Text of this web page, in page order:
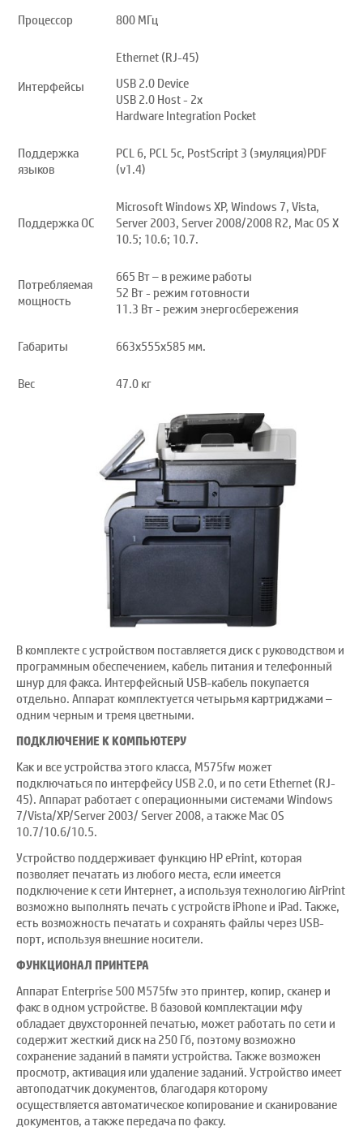
Процессор 800 МГц
Интерфейсы
Ethernet (RJ-45)
USB 2.0 Device
USB 2.0 Host - 2x
Hardware Integration Pocket
Поддержка
языков
PCL 6, PCL 5с, PostScript 3 (эмуляция)PDF
(v1.4)
Поддержка ОС
Microsoft Windows XP, Windows 7, Vista,
Server 2003, Server 2008/2008 R2, Mac OS X
10.5; 10.6; 10.7.
Потребляемая
мощность
665 Вт – в режиме работы
52 Вт - режим готовности
11.3 Вт - режим энергосбережения
Габариты 663x555x585 мм.
Вес 47.0 кг
В комплекте с устройством поставляется диск с руководством и
программным обеспечением, кабель питания и телефонный
шнур для факса. Интерфейсный USB-кабель покупается
отдельно. Аппарат комплектуется четырьмя картриджами –
одним черным и тремя цветными.
ПОДКЛЮЧЕНИЕ К КОМПЬЮТЕРУ
Как и все устройства этого класса, M575fw может
подключаться по интерфейсу USB 2.0, и по сети Ethernet (RJ-
45). Аппарат работает с операционными системами Windows
7/Vista/XP/Server 2003/ Server 2008, а также Mac OS
10.7/10.6/10.5.
Устройство поддерживает функцию HP ePrint, которая
позволяет печатать из любого места, если имеется
подключение к сети Интернет, а используя технологию AirPrint
возможно выполнять печать с устройств iPhone и iPad. Также,
есть возможность печатать и сохранять файлы через USB-
порт, используя внешние носители.
ФУНКЦИОНАЛ ПРИНТЕРА
Аппарат Enterprise 500 M575fw это принтер, копир, сканер и
факс в одном устройстве. В базовой комплектации мфу
обладает двухсторонней печатью, может работать по сети и
содержит жесткий диск на 250 Гб, поэтому возможно
сохранение заданий в памяти устройства. Также возможен
просмотр, активация или удаление заданий. Устройство имеет
автоподатчик документов, благодаря которому
осуществляется автоматическое копирование и сканирование
документов, а также передача по факсу.